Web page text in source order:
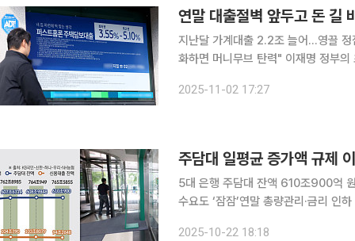
연말 대출절벽 앞두고 돈 길
지난달 가계대출 2.2조 늘어…영끌
화하면 머니무브 탄력" 이재명 정부의 초강력 부동산 규제와 은행권의 연말 대출총량 관리, 금리 반
리 신용대출·마이너스통장)’을 끌어
2025-11-02 17:27
주담대 일평균 증가액 규제
5대 은행 주담대 잔액 610조900억
수요도 ‘잠잠’연말 총량관리·금리 인하 시점 맞물려 내
2025-10-22 18:18